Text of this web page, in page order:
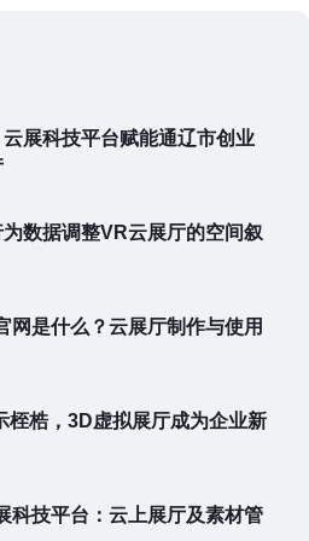
展科技平台赋能通辽市创业
数据调整VR云展厅的空间叙
网是什么？云展厅制作与使用
桎梏，3D虚拟展厅成为企业新
科技平台：云上展厅及素材管